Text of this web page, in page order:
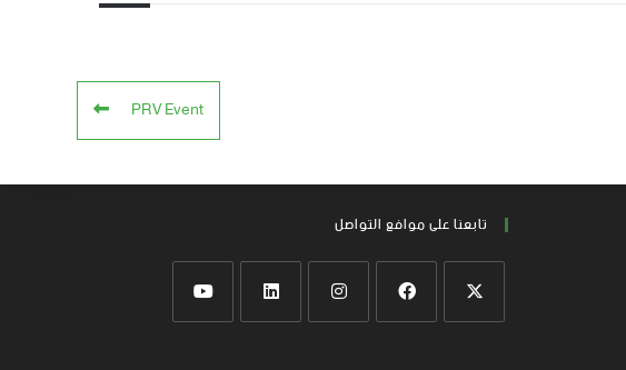
PRV Event
تابعنا على موافع التواصل